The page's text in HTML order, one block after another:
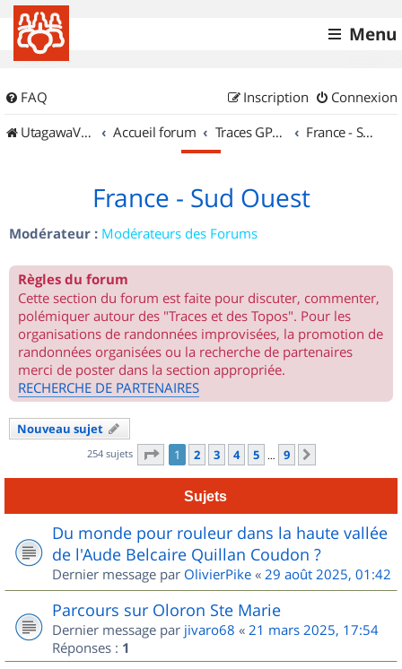
Menu
FAQ Connexion
Inscription
UtagawaVTT (Randos VTT et VTTAE avec traces GPS)
Accueil forum Traces GPS de randos VTT France - Sud Ouest
France - Sud Ouest
Modérateur : Modérateurs des Forums
Règles du forum
Cette section du forum est faite pour discuter, commenter,
polémiquer autour des "Traces et des Topos". Pour les
organisations de randonnées improvisées, la promotion de
randonnées organisées ou la recherche de partenaires
merci de poster dans la section appropriée.
RECHERCHE DE PARTENAIRES
Nouveau sujet
254 sujets Page 1sur
1 2 3 4 5 … 9
Sujets
Du monde pour rouleur dans la haute vallée
de l'Aude Belcaire Quillan Coudon ?
Dernier message par OlivierPike « 29 août 2025, 01:42
Parcours sur Oloron Ste Marie
Dernier message par jivaro68 « 21 mars 2025, 17:54
Réponses : 1